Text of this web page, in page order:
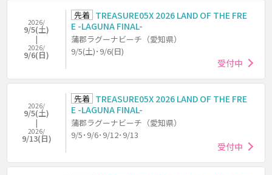
2026/
9/5(土)
2026/
9/6(日)
先着 TREASURE05X 2026 LAND OF THE FRE
E -LAGUNA FINAL-
蒲郡ラグーナビーチ（愛知県）
9/5(土)･9/6(日)
受付中
2026/
9/5(土)
2026/
9/13(日)
先着 TREASURE05X 2026 LAND OF THE FRE
E -LAGUNA FINAL-
蒲郡ラグーナビーチ（愛知県）
9/5･9/6･9/12･9/13
受付中